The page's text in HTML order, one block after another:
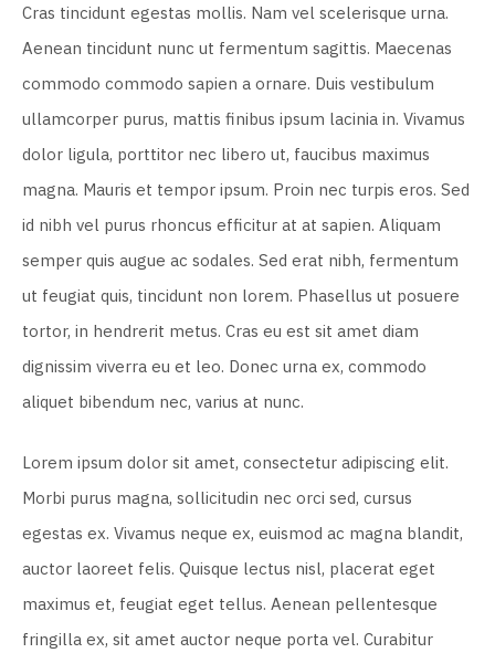
Cras tincidunt egestas mollis. Nam vel scelerisque urna.
Aenean tincidunt nunc ut fermentum sagittis. Maecenas
commodo commodo sapien a ornare. Duis vestibulum
ullamcorper purus, mattis finibus ipsum lacinia in. Vivamus
dolor ligula, porttitor nec libero ut, faucibus maximus
magna. Mauris et tempor ipsum. Proin nec turpis eros. Sed
id nibh vel purus rhoncus efficitur at at sapien. Aliquam
semper quis augue ac sodales. Sed erat nibh, fermentum
ut feugiat quis, tincidunt non lorem. Phasellus ut posuere
tortor, in hendrerit metus. Cras eu est sit amet diam
dignissim viverra eu et leo. Donec urna ex, commodo
aliquet bibendum nec, varius at nunc.
Lorem ipsum dolor sit amet, consectetur adipiscing elit.
Morbi purus magna, sollicitudin nec orci sed, cursus
egestas ex. Vivamus neque ex, euismod ac magna blandit,
auctor laoreet felis. Quisque lectus nisl, placerat eget
maximus et, feugiat eget tellus. Aenean pellentesque
fringilla ex, sit amet auctor neque porta vel. Curabitur